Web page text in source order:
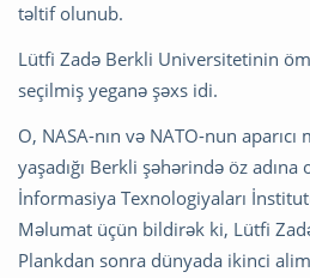
təltif olunub.
Lütfi Zadə Berkli Universitetinin
seçilmiş yeganə şəxs idi.
O, NASA-nın və NATO-nun
yaşadığı Berkli şəhərində öz
İnformasiya Texnologiyaları
Məlumat üçün bildirək ki, Lütfi
Plankdan sonra dünyada ikinci